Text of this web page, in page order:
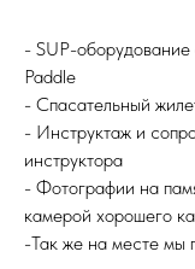
- SUP-оборудование
Paddle
- Спасательный
- Инструктаж и
инструктора
- Фотографии на
камерой хорошего
-Так же на месте мы